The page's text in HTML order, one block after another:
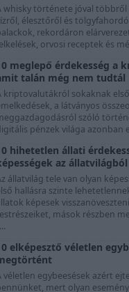
whisky története jóval
élesztőről és
rekordáron
orvosi receptek és
meglepő érdekesség a
talán még nem tudtál
kriptovalutákról sokaknak
a látványos
szóló
pénzek világa azonban
hihetetlen állati
az állatvilágból
állatvilág tele van olyan
hallásra szinte
képesek
mások részben
elképesztő véletlen
véletlen egybeesések azért
mert olyan